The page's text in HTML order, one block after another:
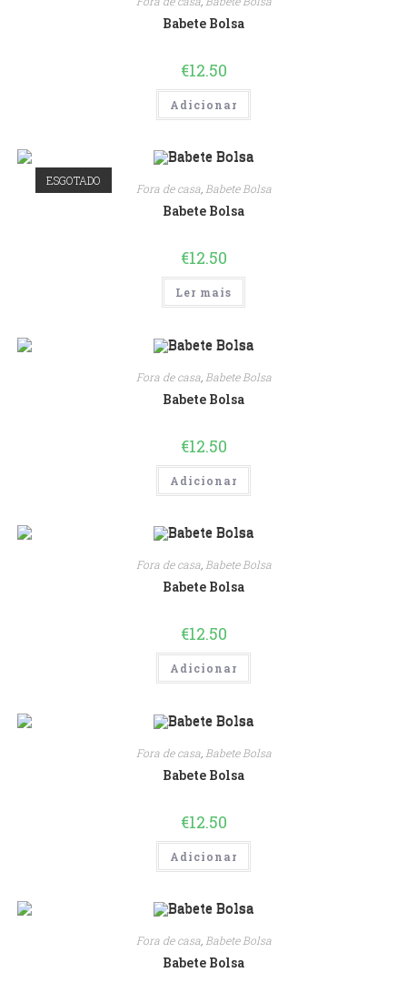
Babete Bolsa
€12.50
Adicionar
ESGOTADO
Fora de casa,Babete Bolsa
Babete Bolsa
€12.50
Ler mais
Fora de casa, Babete Bolsa
Babete Bolsa
€12.50
Adicionar
Fora de casa,Babete Bolsa
Babete Bolsa
€12.50
Adicionar
Fora de casa, Babete Bolsa
Babete Bolsa
€12.50
Adicionar
Fora de casa,Babete Bolsa
Babete Bolsa